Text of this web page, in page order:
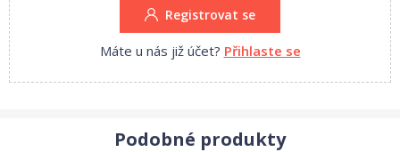
Registrovat se
Máte u nás již účet? Přihlaste se
Podobné produkty